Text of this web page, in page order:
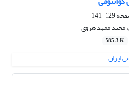
129-141
مجید ممهد هروی
585.3 K